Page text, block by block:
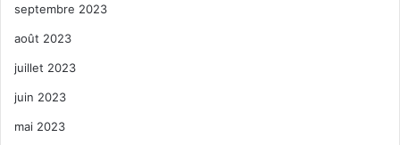
septembre 2023
août 2023
juillet 2023
juin 2023
mai 2023